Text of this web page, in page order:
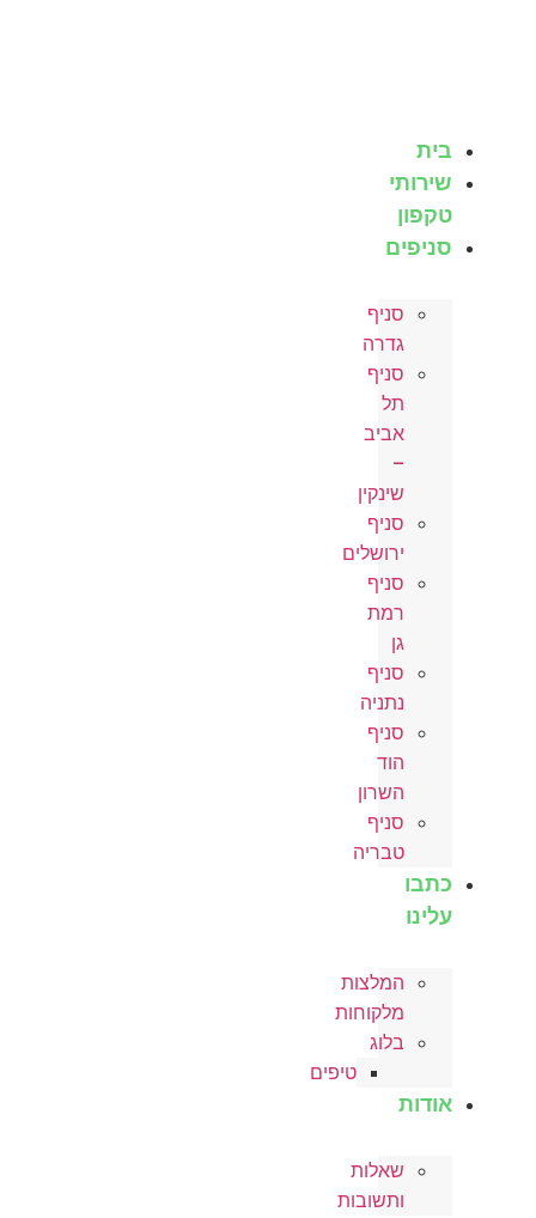
בית
שירותי
טקפון
סניפים
סניף
גדרה
סניף
תל
אביב
–
שינקין
סניף
ירושלים
סניף
רמת
גן
סניף
נתניה
סניף
הוד
השרון
סניף
טבריה
כתבו
עלינו
המלצות
מלקוחות
בלוג
טיפים
אודות
שאלות
ותשובות